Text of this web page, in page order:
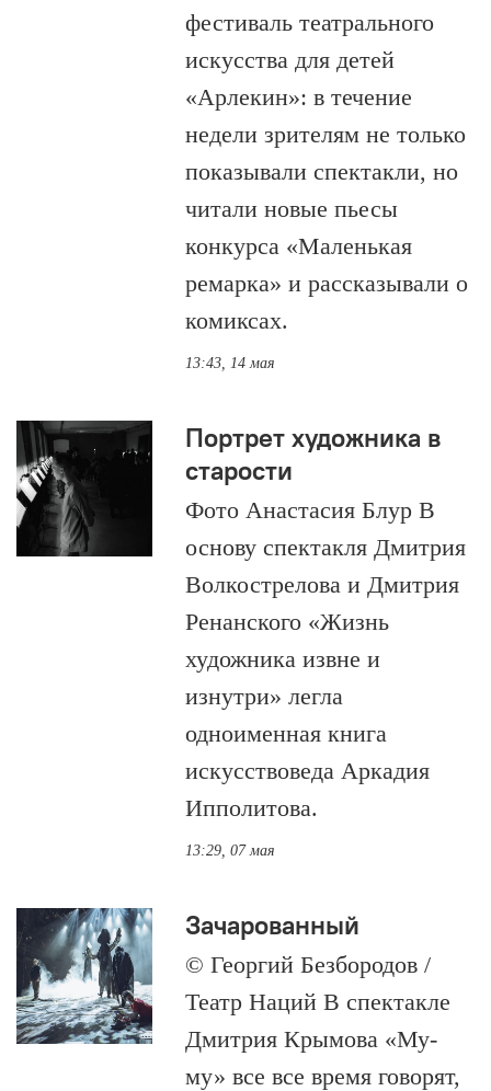
фестиваль театрального
искусства для детей
«Арлекин»: в течение
недели зрителям не только
показывали спектакли, но
читали новые пьесы
конкурса «Маленькая
ремарка» и рассказывали о
комиксах.
13:43, 14 мая
Портрет художника в
старости
Фото Анастасия Блур В
основу спектакля Дмитрия
Волкострелова и Дмитрия
Ренанского «Жизнь
художника извне и
изнутри» легла
одноименная книга
искусствоведа Аркадия
Ипполитова.
13:29, 07 мая
Зачарованный
© Георгий Безбородов /
Театр Наций В спектакле
Дмитрия Крымова «Му-
му» все все время говорят,